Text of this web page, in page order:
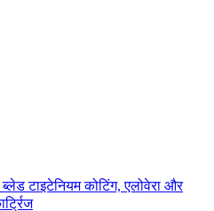
टाइटेनियम कोटिंग, एलोवेरा और